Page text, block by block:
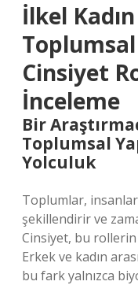
İlkel
Cinsiyet
İnceleme
Bir
Toplumsal
Yolculuk
Toplumlar,
şekillendirir ve
Cinsiyet, bu rollerin
Erkek ve kadın
bu fark yalnızca